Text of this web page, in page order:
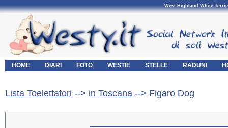
West Highland White
HOME DIARI FOTO WESTIE STELLE RADUNI
Lista Toelettatori --> in Toscana --> Figaro Dog